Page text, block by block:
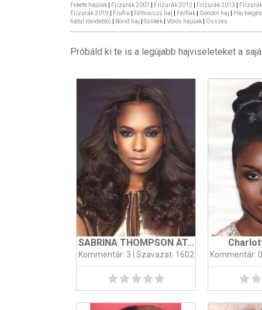
Fekete hajúak
Frizurák 2007 Frizurák 2012 Frizurák 2013
Frizurák 2019
Frufru Félhosszú haj Férfiak Göndör haj
Haj
hátul rövidebb)
Rövid haj Szőkék Vörös hajúak Összes
Próbáld ki te is a legújabb hajviseleteket a
SABRINA THOMPSON AT...
Kommentár: 3 | Szavazat: 1602 Kommentár: 0